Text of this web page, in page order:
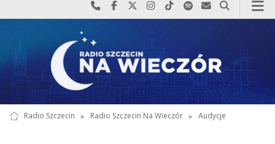
Najlepiej po prostu do nas zadzwoń
Odwiedź nas na Facebook-u
Odwiedź nas na X
Odwiedź nas na Instagram-ie
Odwiedź nas na TikTok-u
Szukaj nas na Spotify
Wyślij do nas
Szukaj
Radio Szczecin » Radio Szczecin Na Wieczór » Audycje